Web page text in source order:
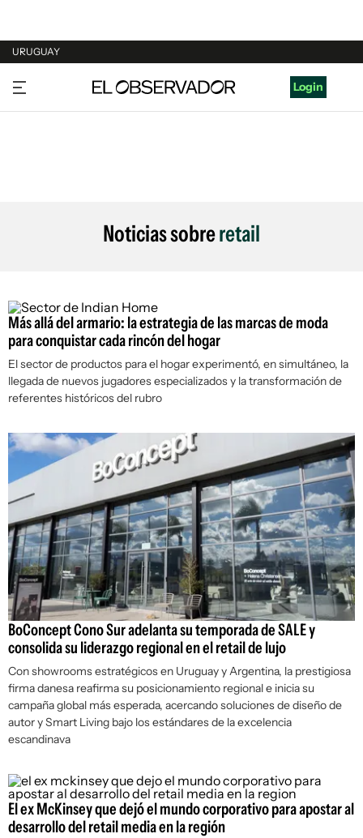
URUGUAY
URUGUAY
ARGENTINA
Login
Noticias sobreretail
Más allá del armario: la estrategia de las marcas de moda
para conquistar cada rincón del hogar
El sector de productos para el hogar experimentó, en simultáneo, la
llegada de nuevos jugadores especializados y la transformación de
referentes históricos del rubro
BoConcept Cono Sur adelanta su temporada de SALE y
consolida su liderazgo regional en el retail de lujo
Con showrooms estratégicos en Uruguay y Argentina, la prestigiosa
firma danesa reafirma su posicionamiento regional e inicia su
campaña global más esperada, acercando soluciones de diseño de
autor y Smart Living bajo los estándares de la excelencia
escandinava
El ex McKinsey que dejó el mundo corporativo para apostar al
desarrollo del retail media en la región